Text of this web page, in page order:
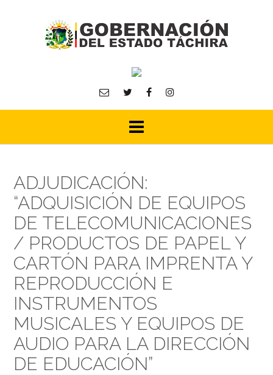
ADJUDICACIÓN:
“ADQUISICIÓN DE EQUIPOS
DE TELECOMUNICACIONES
/ PRODUCTOS DE PAPEL Y
CARTÓN PARA IMPRENTA Y
REPRODUCCIÓN E
INSTRUMENTOS
MUSICALES Y EQUIPOS DE
AUDIO PARA LA DIRECCIÓN
DE EDUCACIÓN”